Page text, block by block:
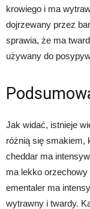
krowiego i ma
dojrzewany przez
sprawia, że ma
używany do
Jak widać, istnieje
różnią się smakiem,
cheddar ma
ma lekko
ementaler ma
wytrawny i twardy.